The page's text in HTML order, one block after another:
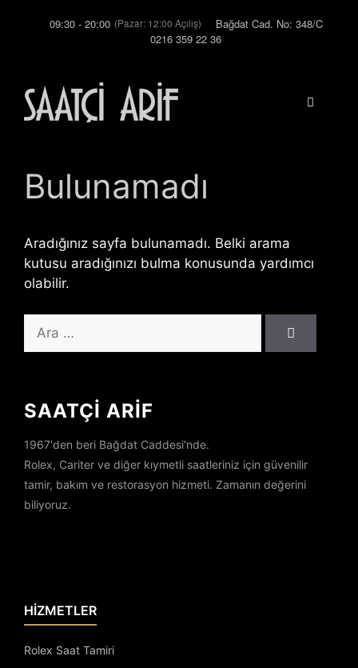
09:30 - 20:00 (Pazar: 12:00 Açılış)
Bağdat Cad. No: 348/C
0216 359 22 36
Bulunamadı
Aradığınız sayfa bulunamadı. Belki arama
kutusu aradığınızı bulma konusunda yardımcı
olabilir.
ara
SAATÇİ ARİF
1967'den beri Bağdat Caddesi'nde.
Rolex, Cariter ve diğer kıymetli saatleriniz için güvenilir
tamir, bakım ve restorasyon hizmeti. Zamanın değerini
biliyoruz.
HİZMETLER
Rolex Saat Tamiri